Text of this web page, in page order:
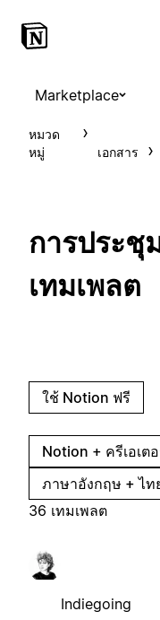
Marketplace
หมวด
หมู่
เอกสาร
การประ
เทมเพลต
ใช้ Notion ฟรี
Notion + ครีเอเต
ภาษาอังกฤษ + ไท
36 เทมเพลต
Indiegoing